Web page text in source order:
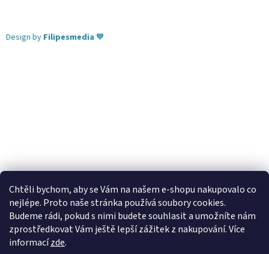
Chtěli bychom, aby se Vám na našem e-shopu nakupovalo co
nejlépe. Proto naše stránka používá soubory cookies.
Budeme rádi, pokud s nimi budete souhlasit a umožníte nám
zprostředkovat Vám ještě lepší zážitek z nakupování.Více
informacízde.
Design by Filipesmedia 🧡
Lekva nábytek ubytování pod Pálavou kování Tulip
úchytky Gamet
úchytky Siro Blum - perfecting motion